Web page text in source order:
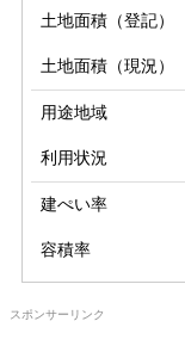
土地面積（登記）
土地面積（現況）
用途地域
利用状況
建ぺい率
容積率
スポンサーリンク